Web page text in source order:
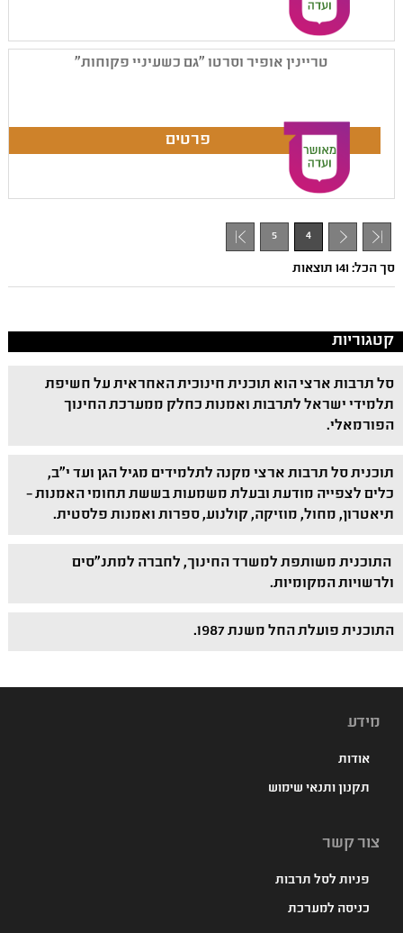
טריינין אופיר וסרטו "גם כשעיניי פקוחות"
- 1
4
5
סך הכל: 141 תוצאות
קטגוריות
סל תרבות ארצי הוא תוכנית חינוכית האחראית על חשיפת
תלמידי ישראל לתרבות ואמנות כחלק ממערכת החינוך
הפורמאלי.
תוכנית סל תרבות ארצי מקנה לתלמידים מגיל הגן ועד י"ב,
כלים לצפייה מודעת ובעלת משמעות בששת תחומי האמנות –
תיאטרון, מחול, מוזיקה, קולנוע, ספרות ואמנות פלסטית.
התוכנית משותפת למשרד החינוך, לחברה למתנ"סים
ולרשויות המקומיות.
התוכנית פועלת החל משנת 1987.
מידע
אודות
תקנון ותנאי שימוש
צור קשר
פניות לסל תרבות
כניסה למערכת